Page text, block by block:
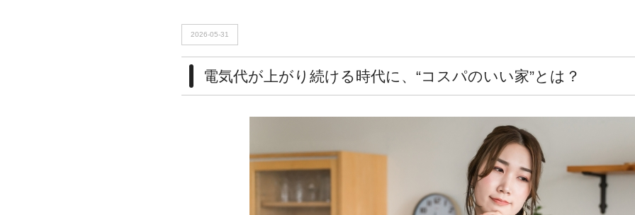
2026-05-31
電気代が上がり続ける時代に、“コスパのいい家”とは？